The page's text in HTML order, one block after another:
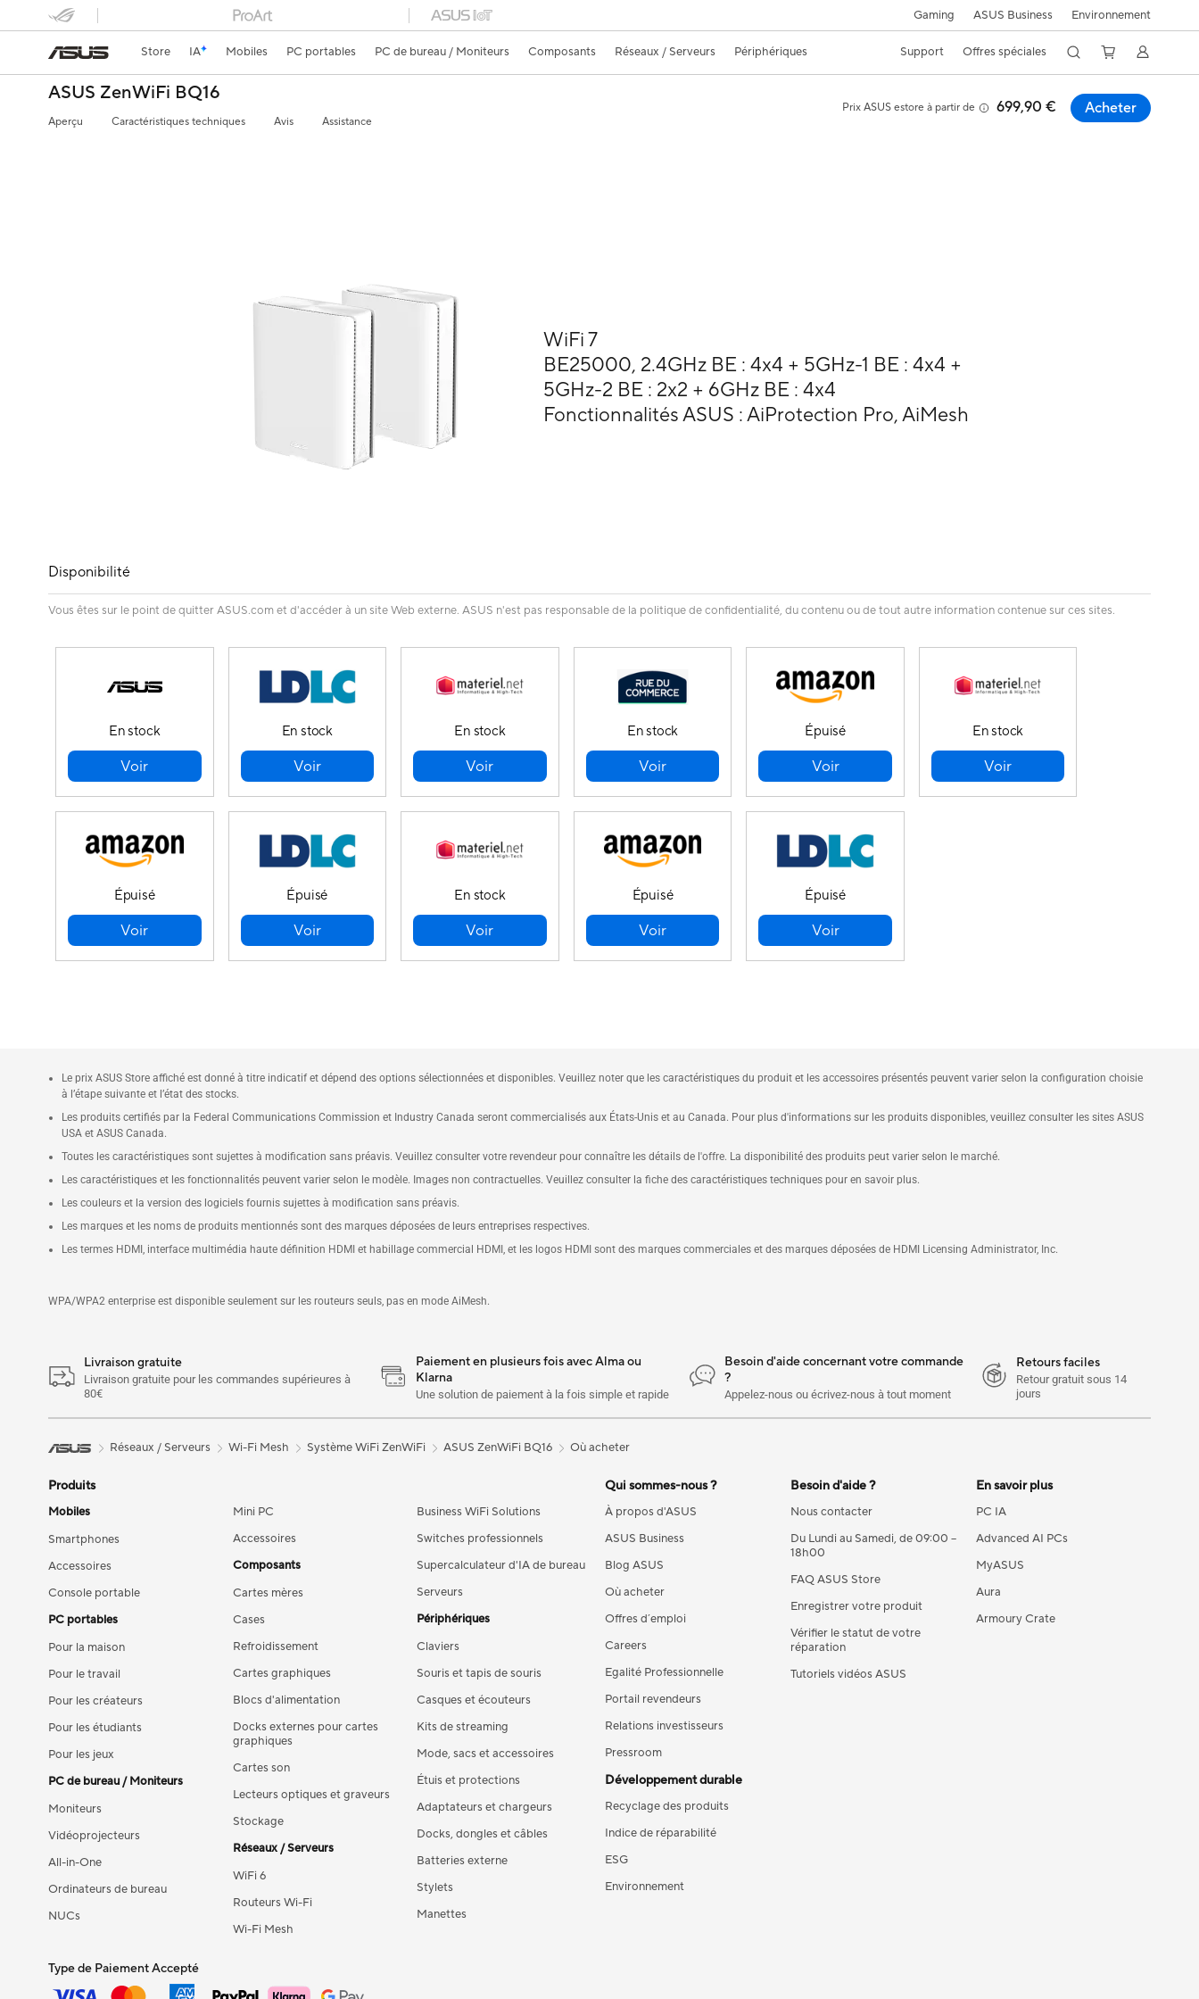
Gaming ASUS Business Environnement
Store IA Mobiles PC portables PC de bureau / Moniteurs Composants Réseaux / Serveurs Périphériques Support Offres spéciales
ASUS ZenWiFi BQ16
Aperçu Caractéristiques techniques Avis Assistance
Prix ASUS estore à partir de 699,90 € Acheter
WiFi 7
BE25000, 2.4GHz BE : 4x4 + 5GHz-1 BE : 4x4 +
5GHz-2 BE : 2x2 + 6GHz BE : 4x4
Fonctionnalités ASUS : AiProtection Pro, AiMesh
Disponibilité
Vous êtes sur le point de quitter ASUS.com et d'accéder à un site Web externe. ASUS n'est pas responsable de la politique de confidentialité, du contenu ou de tout autre information contenue sur ces sites.
En stock
Voir
En stock
Voir
En stock
Voir
En stock
Voir
Épuisé
Voir
En stock
Voir
Épuisé
Voir
Épuisé
Voir
En stock
Voir
Épuisé
Voir
Épuisé
Voir
Le prix ASUS Store affiché est donné à titre indicatif et dépend des options sélectionnées et disponibles. Veuillez noter que les caractéristiques du produit et les accessoires présentés peuvent varier selon la configuration choisie
à l’étape suivante et l’état des stocks.
Les produits certifiés par la Federal Communications Commission et Industry Canada seront commercialisés aux États-Unis et au Canada. Pour plus d'informations sur les produits disponibles, veuillez consulter les sites ASUS
USA et ASUS Canada.
Toutes les caractéristiques sont sujettes à modification sans préavis. Veuillez consulter votre revendeur pour connaître les détails de l'offre. La disponibilité des produits peut varier selon le marché.
Les caractéristiques et les fonctionnalités peuvent varier selon le modèle. Images non contractuelles. Veuillez consulter la fiche des caractéristiques techniques pour en savoir plus.
Les couleurs et la version des logiciels fournis sujettes à modification sans préavis.
Les marques et les noms de produits mentionnés sont des marques déposées de leurs entreprises respectives.
Les termes HDMI, interface multimédia haute définition HDMI et habillage commercial HDMI, et les logos HDMI sont des marques commerciales et des marques déposées de HDMI Licensing Administrator, Inc.
WPA/WPA2 enterprise est disponible seulement sur les routeurs seuls, pas en mode AiMesh.
Livraison gratuite
Livraison gratuite pour les commandes supérieures à
80€
Paiement en plusieurs fois avec Alma ou
Klarna
Une solution de paiement à la fois simple et rapide
Besoin d'aide concernant votre commande
?
Appelez-nous ou écrivez-nous à tout moment
Retours faciles
Retour gratuit sous 14
jours
Réseaux / Serveurs Wi-Fi Mesh Système WiFi ZenWiFi ASUS ZenWiFi BQ16 Où acheter
Produits
Mobiles
Smartphones
Accessoires
Console portable
PC portables
Pour la maison
Pour le travail
Pour les créateurs
Pour les étudiants
Pour les jeux
PC de bureau / Moniteurs
Moniteurs
Vidéoprojecteurs
All-in-One
Ordinateurs de bureau
NUCs
Mini PC
Accessoires
Composants
Cartes mères
Cases
Refroidissement
Cartes graphiques
Blocs d'alimentation
Docks externes pour cartes
graphiques
Cartes son
Lecteurs optiques et graveurs
Stockage
Réseaux / Serveurs
WiFi 6
Routeurs Wi-Fi
Wi-Fi Mesh
Business WiFi Solutions
Switches professionnels
Supercalculateur d'IA de bureau
Serveurs
Périphériques
Claviers
Souris et tapis de souris
Casques et écouteurs
Kits de streaming
Mode, sacs et accessoires
Étuis et protections
Adaptateurs et chargeurs
Docks, dongles et câbles
Batteries externe
Stylets
Manettes
Qui sommes-nous ?
À propos d'ASUS
ASUS Business
Blog ASUS
Où acheter
Offres d´emploi
Careers
Egalité Professionnelle
Portail revendeurs
Relations investisseurs
Pressroom
Développement durable
Recyclage des produits
Indice de réparabilité
ESG
Environnement
Besoin d'aide ?
Nous contacter
Du Lundi au Samedi, de 09:00 –
18h00
FAQ ASUS Store
Enregistrer votre produit
Vérifier le statut de votre
réparation
Tutoriels vidéos ASUS
En savoir plus
PC IA
Advanced AI PCs
MyASUS
Aura
Armoury Crate
Type de Paiement Accepté